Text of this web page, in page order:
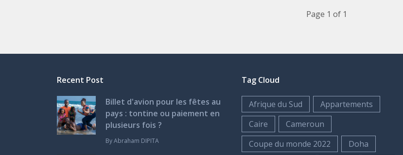
Page 1 of 1
Recent Post
Billet d'avion pour les fêtes au
pays : tontine ou paiement en
plusieurs fois ?
ByAbraham DIPITA
Tag Cloud
Afrique du Sud
Appartements
Caire
Cameroun
Coupe du monde 2022
Doha